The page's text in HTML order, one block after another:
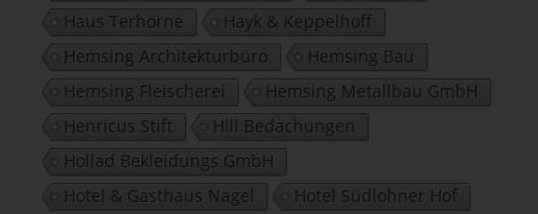
Haus Terhörne
Hayk & Keppelhoff
Hemsing Architekturbüro
Hemsing Bau
Hemsing Fleischerei
Hemsing Metallbau GmbH
Henricus Stift
Hill Bedachungen
Hollad Bekleidungs GmbH
Hotel & Gasthaus Nagel
Hotel Südlohner Hof